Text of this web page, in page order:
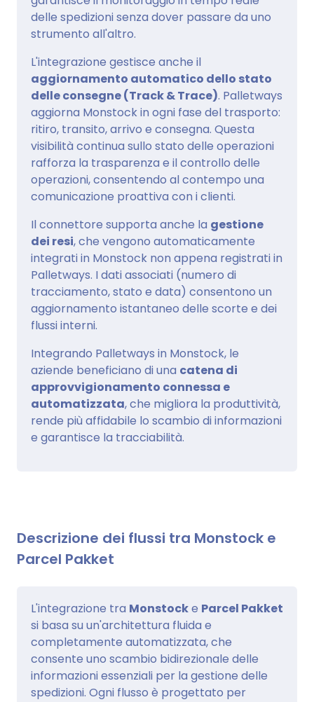
delle spedizioni senza dover passare da uno
strumento all'altro.
L'integrazione gestisce anche il
aggiornamento automatico dello stato
delle consegne (Track & Trace). Palletways
aggiorna Monstock in ogni fase del trasporto:
ritiro, transito, arrivo e consegna. Questa
visibilità continua sullo stato delle operazioni
rafforza la trasparenza e il controllo delle
operazioni, consentendo al contempo una
comunicazione proattiva con i clienti.
Il connettore supporta anche la gestione
dei resi, che vengono automaticamente
integrati in Monstock non appena registrati in
Palletways. I dati associati (numero di
tracciamento, stato e data) consentono un
aggiornamento istantaneo delle scorte e dei
flussi interni.
Integrando Palletways in Monstock, le
aziende beneficiano di una catena di
approvvigionamento connessa e
automatizzata, che migliora la produttività,
rende più affidabile lo scambio di informazioni
e garantisce la tracciabilità.
Descrizione dei flussi tra Monstock e
Parcel Pakket
L'integrazione tra Monstocke Parcel Pakket
si basa su un'architettura fluida e
completamente automatizzata, che
consente uno scambio bidirezionale delle
informazioni essenziali per la gestione delle
spedizioni. Ogni flusso è progettato per